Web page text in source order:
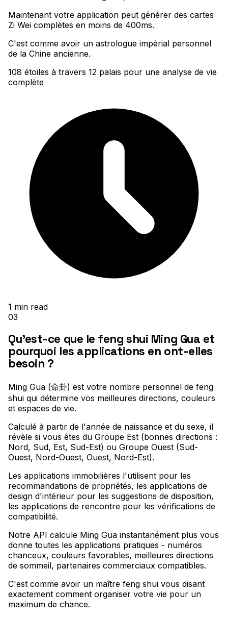
Maintenant votre application peut générer des cartes
Zi Wei complètes en moins de 400ms.
C'est comme avoir un astrologue impérial personnel
de la Chine ancienne.
108 étoiles à travers 12 palais pour une analyse de vie
complète
1 min read
03
Qu'est-ce que le feng shui Ming Gua et
pourquoi les applications en ont-elles
besoin ?
Ming Gua (命卦) est votre nombre personnel de feng
shui qui détermine vos meilleures directions, couleurs
et espaces de vie.
Calculé à partir de l'année de naissance et du sexe, il
révèle si vous êtes du Groupe Est (bonnes directions :
Nord, Sud, Est, Sud-Est) ou Groupe Ouest (Sud-
Ouest, Nord-Ouest, Ouest, Nord-Est).
Les applications immobilières l'utilisent pour les
recommandations de propriétés, les applications de
design d'intérieur pour les suggestions de disposition,
les applications de rencontre pour les vérifications de
compatibilité.
Notre API calcule Ming Gua instantanément plus vous
donne toutes les applications pratiques - numéros
chanceux, couleurs favorables, meilleures directions
de sommeil, partenaires commerciaux compatibles.
C'est comme avoir un maître feng shui vous disant
exactement comment organiser votre vie pour un
maximum de chance.